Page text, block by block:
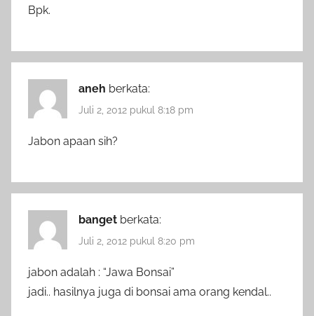
Bpk.
aneh berkata:
Juli 2, 2012 pukul 8:18 pm
Jabon apaan sih?
banget berkata:
Juli 2, 2012 pukul 8:20 pm
jabon adalah : “Jawa Bonsai”
jadi.. hasilnya juga di bonsai ama orang kendal..